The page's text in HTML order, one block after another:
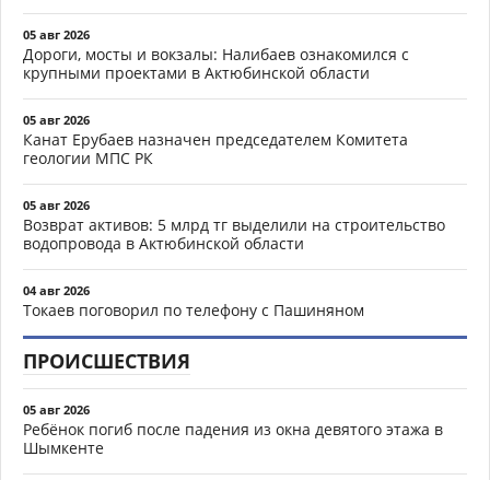
05 авг 2026
Дороги, мосты и вокзалы: Налибаев ознакомился с
крупными проектами в Актюбинской области
05 авг 2026
Канат Ерубаев назначен председателем Комитета
геологии МПС РК
05 авг 2026
Возврат активов: 5 млрд тг выделили на строительство
водопровода в Актюбинской области
04 авг 2026
Токаев поговорил по телефону с Пашиняном
ПРОИСШЕСТВИЯ
05 авг 2026
Ребёнок погиб после падения из окна девятого этажа в
Шымкенте